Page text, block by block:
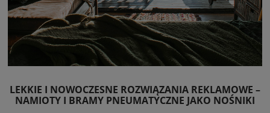
LEKKIE I NOWOCZESNE ROZWIĄZANIA REKLAMOWE –
NAMIOTY I BRAMY PNEUMATYCZNE JAKO NOŚNIKI